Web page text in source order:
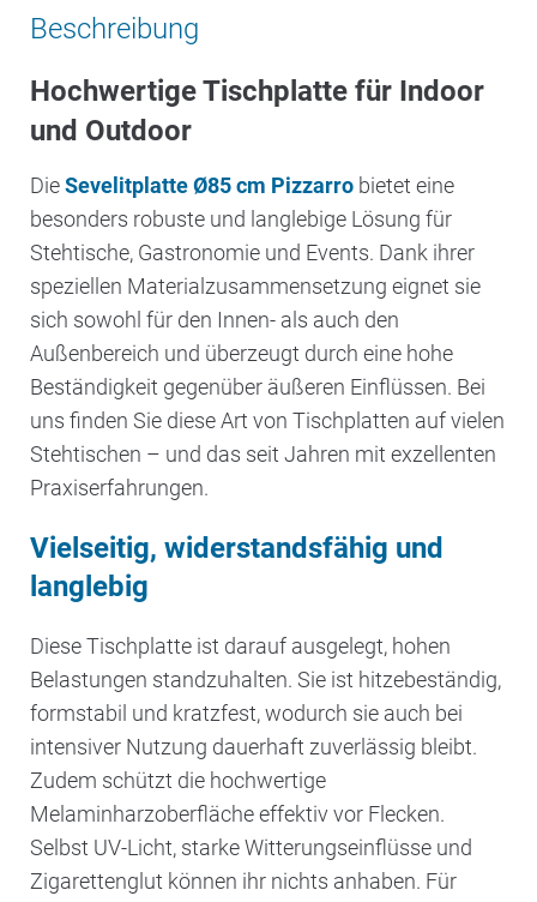
Beschreibung
Hochwertige Tischplatte für Indoor
und Outdoor
DieSevelitplatte Ø85 cm Pizzarro bietet eine
besonders robuste und langlebige Lösung für
Stehtische, Gastronomie und Events. Dank ihrer
speziellen Materialzusammensetzung eignet sie
sich sowohl für den Innen- als auch den
Außenbereich und überzeugt durch eine hohe
Beständigkeit gegenüber äußeren Einflüssen. Bei
uns finden Sie diese Art von Tischplatten auf vielen
Stehtischen – und das seit Jahren mit exzellenten
Praxiserfahrungen.
Vielseitig, widerstandsfähig und
langlebig
Diese Tischplatte ist darauf ausgelegt, hohen
Belastungen standzuhalten. Sie ist hitzebeständig,
formstabil und kratzfest, wodurch sie auch bei
intensiver Nutzung dauerhaft zuverlässig bleibt.
Zudem schützt die hochwertige
Melaminharzoberfläche effektiv vor Flecken.
Selbst UV-Licht, starke Witterungseinflüsse und
Zigarettenglut können ihr nichts anhaben. Für